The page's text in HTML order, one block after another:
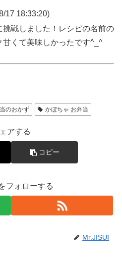
17 18:33:20)
戦しました！レシピの名前の
くて美味しかったです^_^
のおかず かぼちゃ お弁当
アする
コピー
フォローする
Mr.JISUI